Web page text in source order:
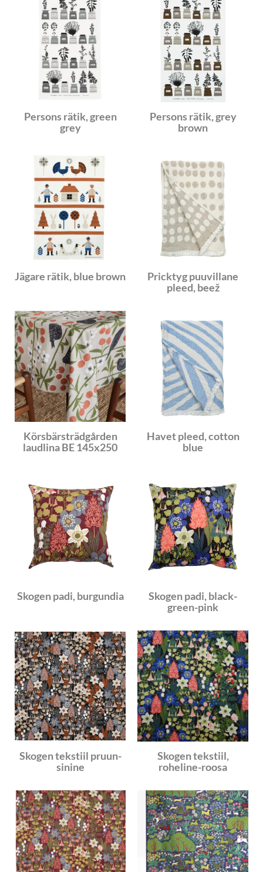
Persons rätik, green
grey
Persons rätik, grey
brown
Jägare rätik, blue brown
Pricktyg puuvillane
pleed, beež
Körsbärsträdgården
laudlina BE 145x250
Havet pleed, cotton
blue
Skogen padi, burgundia
Skogen padi, black-
green-pink
Skogen tekstiil pruun-
sinine
Skogen tekstiil,
roheline-roosa